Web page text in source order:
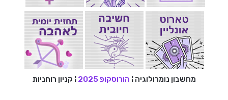
מחשבון נומרולוגיה ¦ הורוסקופ 2025 ¦ קניון רוחניות